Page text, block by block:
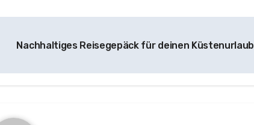
Nachhaltiges Reisegepäck für deinen Küstenurlaub